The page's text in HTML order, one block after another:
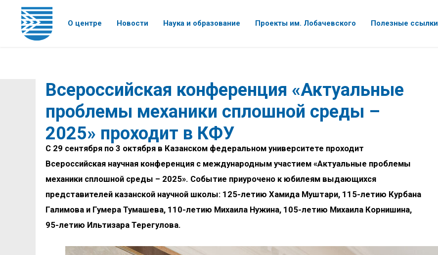
О центре Новости Наука и образование Проекты им. Лобачевского Полезные ссылки
Всероссийская конференция «Актуальные
проблемы механики сплошной среды –
2025» проходит в КФУ
С 29 сентября по 3 октября в Казанском федеральном университете проходит
Всероссийская научная конференция с международным участием «Актуальные проблемы
механики сплошной среды – 2025». Событие приурочено к юбилеям выдающихся
представителей казанской научной школы: 125-летию Хамида Муштари, 115-летию Курбана
Галимова и Гумера Тумашева, 110-летию Михаила Нужина, 105-летию Михаила Корнишина,
95-летию Ильтизара Терегулова.